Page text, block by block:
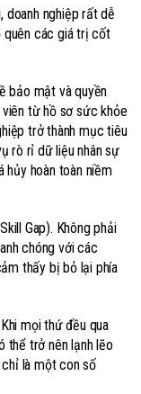
, doanh nghiệp rất dễ
quên các giá trị cốt
bảo mật và quyền
từ hồ sơ sức khỏe
trở thành mục tiêu
rò rỉ dữ liệu nhân sự
hủy hoàn toàn niềm
Gap). Không phải
chóng với các
thấy bị bỏ lại phía
mọi thứ đều qua
thể trở nên lạnh lẽo
là một con số